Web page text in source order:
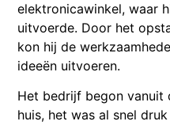
elektronicawinkel, waar
uitvoerde. Door het
kon hij de
ideeën uitvoeren.
Het bedrijf begon vanuit
huis, het was al snel